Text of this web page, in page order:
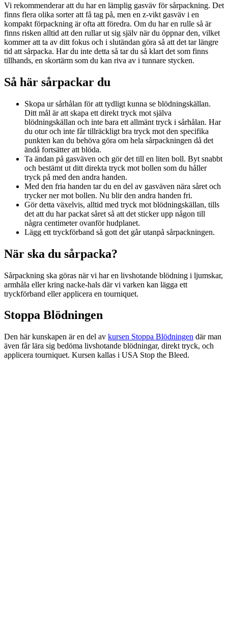
Vi rekommenderar att du har en lämplig gasväv för sårpackning. Det
finns flera olika sorter att få tag på, men en z-vikt gasväv i en
kompakt förpackning är ofta att föredra. Om du har en rulle så är
finns risken alltid att den rullar ut sig själv när du öppnar den, vilket
kommer att ta av ditt fokus och i slutändan göra så att det tar längre
tid att sårpacka. Har du inte detta så tar du så klart det som finns
tillhands, en skortärm som du kan riva av i tunnare stycken.
Så här sårpackar du
Skopa ur sårhålan för att tydligt kunna se blödningskällan.
Ditt mål är att skapa ett direkt tryck mot själva
blödningskällan och inte bara ett allmänt tryck i sårhålan. Har
du otur och inte får tillräckligt bra tryck mot den specifika
punkten kan du behöva göra om hela sårpackningen då det
ändå fortsätter att blöda.
Ta ändan på gasväven och gör det till en liten boll. Byt snabbt
och bestämt ut ditt direkta tryck mot bollen som du håller
tryck på med den andra handen.
Med den fria handen tar du en del av gasväven nära såret och
trycker ner mot bollen. Nu blir den andra handen fri.
Gör detta växelvis, alltid med tryck mot blödningskällan, tills
det att du har packat såret så att det sticker upp någon till
några centimeter ovanför hudplanet.
Lägg ett tryckförband så gott det går utanpå sårpackningen.
När ska du sårpacka?
Sårpackning ska göras när vi har en livshotande blödning i ljumskar,
armhåla eller kring nacke-hals där vi varken kan lägga ett
tryckförband eller applicera en tourniquet.
Stoppa Blödningen
Den här kunskapen är en del av kursen Stoppa Blödningen där man
även får lära sig bedöma livshotande blödningar, direkt tryck, och
applicera tourniquet. Kursen kallas i USA Stop the Bleed.